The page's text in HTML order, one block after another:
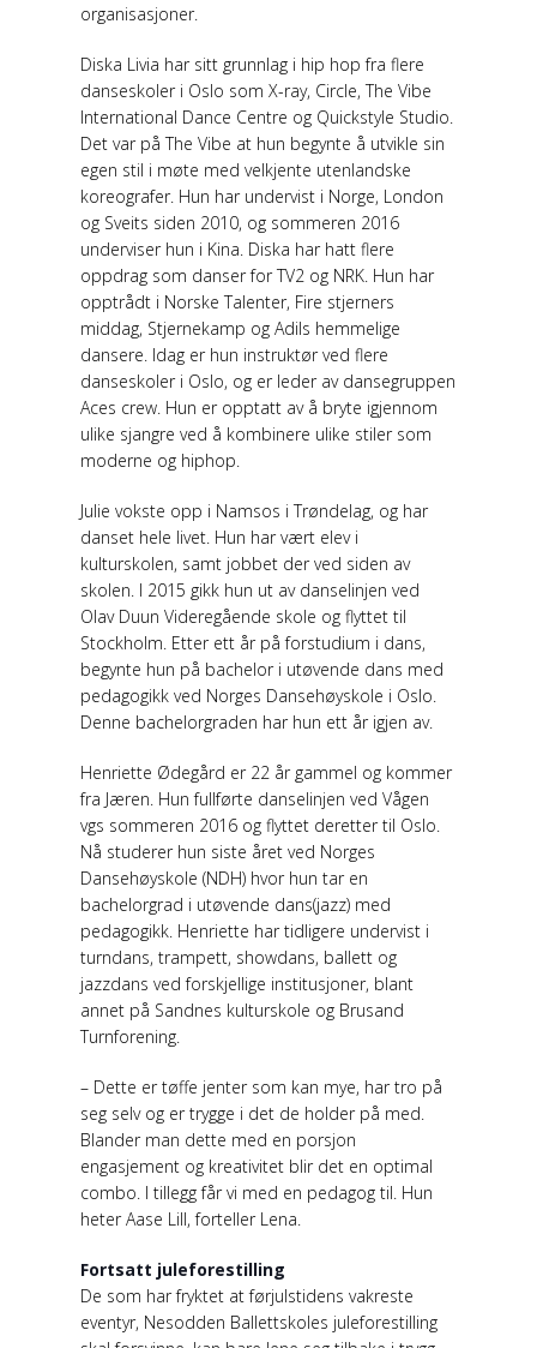
organisasjoner.
Diska Livia har sitt grunnlag i hip hop fra flere
danseskoler i Oslo som X-ray, Circle, The Vibe
International Dance Centre og Quickstyle Studio.
Det var på The Vibe at hun begynte å utvikle sin
egen stil i møte med velkjente utenlandske
koreografer. Hun har undervist i Norge, London
og Sveits siden 2010, og sommeren 2016
underviser hun i Kina. Diska har hatt flere
oppdrag som danser for TV2 og NRK. Hun har
opptrådt i Norske Talenter, Fire stjerners
middag, Stjernekamp og Adils hemmelige
dansere. Idag er hun instruktør ved flere
danseskoler i Oslo, og er leder av dansegruppen
Aces crew. Hun er opptatt av å bryte igjennom
ulike sjangre ved å kombinere ulike stiler som
moderne og hiphop.
Julie vokste opp i Namsos i Trøndelag, og har
danset hele livet. Hun har vært elev i
kulturskolen, samt jobbet der ved siden av
skolen. I 2015 gikk hun ut av danselinjen ved
Olav Duun Videregående skole og flyttet til
Stockholm. Etter ett år på forstudium i dans,
begynte hun på bachelor i utøvende dans med
pedagogikk ved Norges Dansehøyskole i Oslo.
Denne bachelorgraden har hun ett år igjen av.
Henriette Ødegård er 22 år gammel og kommer
fra Jæren. Hun fullførte danselinjen ved Vågen
vgs sommeren 2016 og flyttet deretter til Oslo.
Nå studerer hun siste året ved Norges
Dansehøyskole (NDH) hvor hun tar en
bachelorgrad i utøvende dans(jazz) med
pedagogikk. Henriette har tidligere undervist i
turndans, trampett, showdans, ballett og
jazzdans ved forskjellige institusjoner, blant
annet på Sandnes kulturskole og Brusand
Turnforening.
– Dette er tøffe jenter som kan mye, har tro på
seg selv og er trygge i det de holder på med.
Blander man dette med en porsjon
engasjement og kreativitet blir det en optimal
combo. I tillegg får vi med en pedagog til. Hun
heter Aase Lill, forteller Lena.
Fortsatt juleforestilling
De som har fryktet at førjulstidens vakreste
eventyr, Nesodden Ballettskoles juleforestilling